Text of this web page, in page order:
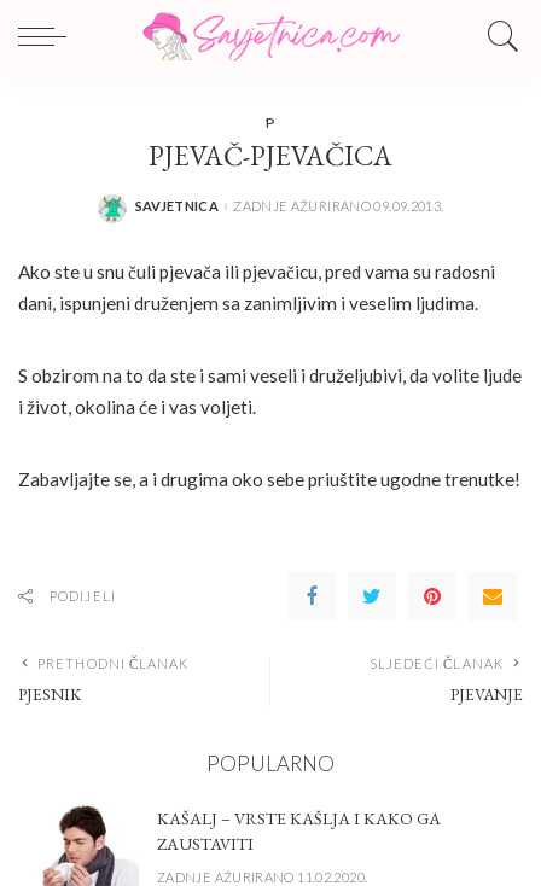
P
PJEVAČ-PJEVAČICA
POSTED
SAVJETNICA ZADNJE AŽURIRANO 09.09.2013.
Ako ste u snu čuli pjevača ili pjevačicu, pred vama su radosni
dani, ispunjeni druženjem sa zanimljivim i veselim ljudima.
S obzirom na to da ste i sami veseli i druželjubivi, da volite ljude
i život, okolina će i vas voljeti.
Zabavljajte se, a i drugima oko sebe priuštite ugodne trenutke!
PODIJELI
PRETHODNI ČLANAK
PJESNIK
SLJEDEĆI ČLANAK
PJEVANJE
POPULARNO
KAŠALJ – VRSTE KAŠLJA I KAKO GA
ZAUSTAVITI
ZADNJE AŽURIRANO 11.02.2020.